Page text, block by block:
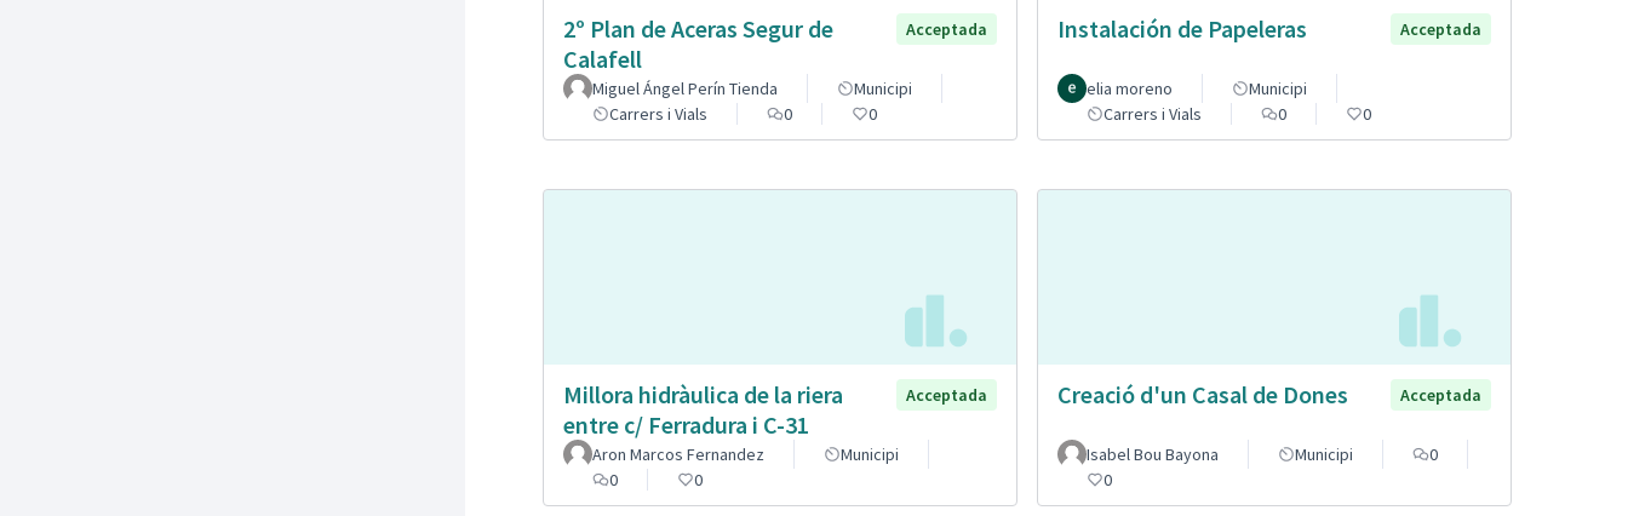
2º Plan de Aceras Segur de
Calafell
Acceptada
Miguel Ángel Perín Tienda
Municipi
Carrers i Vials
0 0
Instalación de Papeleras Acceptada
elia moreno
Municipi
Carrers i Vials
0 0
Millora hidràulica de la riera
entre c/ Ferradura i C-31
Acceptada
Aron Marcos Fernandez
Municipi
0
0
Creació d'un Casal de Dones Acceptada
Isabel Bou Bayona Municipi
0
0